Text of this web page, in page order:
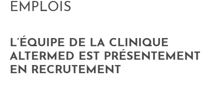
EMPLOIS
L’ÉQUIPE DE LA CLINIQUE
ALTERMED EST PRÉSENTEMENT
EN RECRUTEMENT